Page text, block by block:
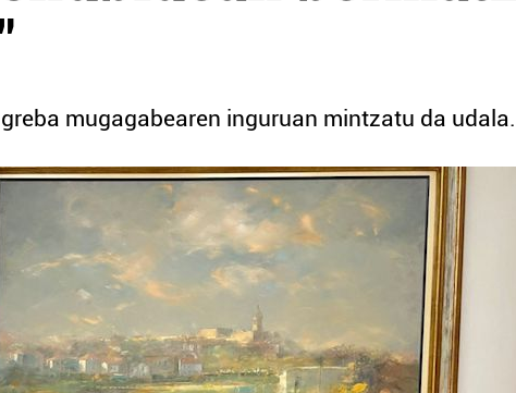
mugagabearen inguruan mintzatu da udala.